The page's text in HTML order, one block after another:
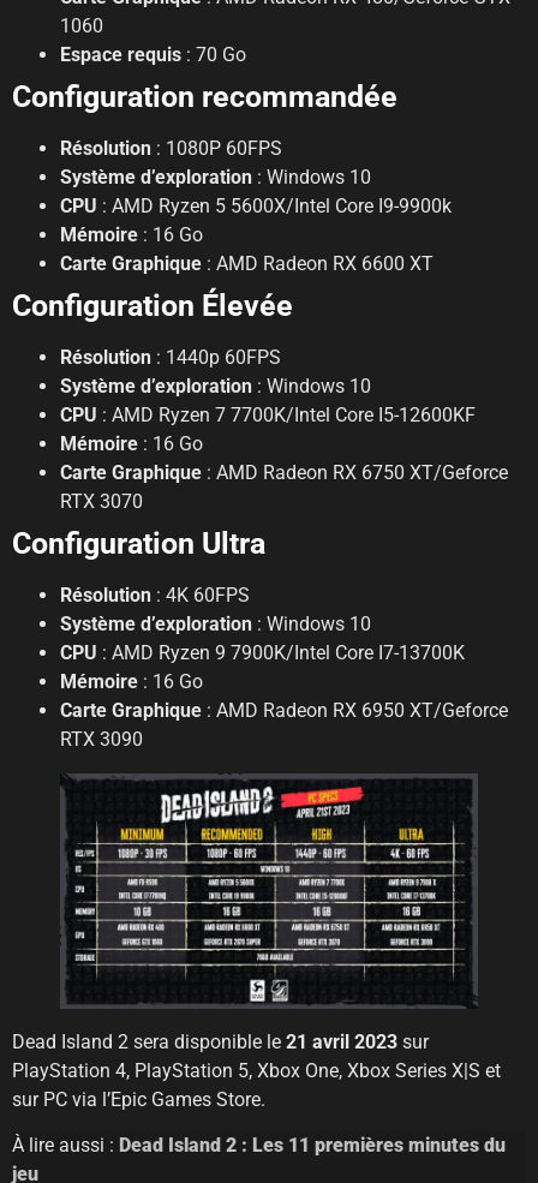
1060
Espace requis : 70 Go
Configuration recommandée
Résolution : 1080P 60FPS
Système d’exploration : Windows 10
CPU : AMD Ryzen 5 5600X/Intel Core I9-9900k
Mémoire : 16 Go
Carte Graphique : AMD Radeon RX 6600 XT
Configuration Élevée
Résolution : 1440p 60FPS
Système d’exploration : Windows 10
CPU : AMD Ryzen 7 7700K/Intel Core I5-12600KF
Mémoire : 16 Go
Carte Graphique : AMD Radeon RX 6750 XT/Geforce
RTX 3070
Configuration Ultra
Résolution : 4K 60FPS
Système d’exploration : Windows 10
CPU : AMD Ryzen 9 7900K/Intel Core I7-13700K
Mémoire : 16 Go
Carte Graphique : AMD Radeon RX 6950 XT/Geforce
RTX 3090
Dead Island 2 sera disponible le 21 avril 2023 sur
PlayStation 4, PlayStation 5, Xbox One, Xbox Series X|S et
sur PC via l’Epic Games Store.
À lire aussi : Dead Island 2 : Les 11 premières minutes du
jeu